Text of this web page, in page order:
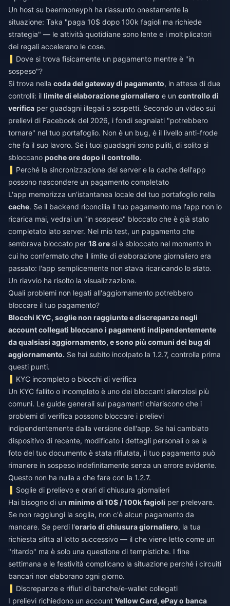
Un host su beermoneyph ha riassunto onestamente la
situazione: Taka "paga 10$ dopo 100k fagioli ma richiede
strategia" — le attività quotidiane sono lente e i moltiplicatori
dei regali accelerano le cose.
Dove si trova fisicamente un pagamento mentre è "in
sospeso"?
Si trova nella coda del gateway di pagamento, in attesa di due
controlli: il limite di elaborazione giornaliero e un controllo di
verifica per guadagni illegali o sospetti. Secondo un video sui
prelievi di Facebook del 2026, i fondi segnalati "potrebbero
tornare" nel tuo portafoglio. Non è un bug, è il livello anti-frode
che fa il suo lavoro. Se i tuoi guadagni sono puliti, di solito si
sbloccano poche ore dopo il controllo.
Perché la sincronizzazione del server e la cache dell'app
possono nascondere un pagamento completato
L'app memorizza un'istantanea locale del tuo portafoglio nella
cache. Se il backend riconcilia il tuo pagamento ma l'app non lo
ricarica mai, vedrai un "in sospeso" bloccato che è già stato
completato lato server. Nel mio test, un pagamento che
sembrava bloccato per 18 ore si è sbloccato nel momento in
cui ho confermato che il limite di elaborazione giornaliero era
passato: l'app semplicemente non stava ricaricando lo stato.
Un riavvio ha risolto la visualizzazione.
Quali problemi non legati all'aggiornamento potrebbero
bloccare il tuo pagamento?
Blocchi KYC, soglie non raggiunte e discrepanze negli
account collegati bloccano i pagamenti indipendentemente
da qualsiasi aggiornamento, e sono più comuni dei bug di
aggiornamento. Se hai subito incolpato la 1.2.7, controlla prima
questi punti.
KYC incompleto o blocchi di verifica
Un KYC fallito o incompleto è uno dei bloccanti silenziosi più
comuni. Le guide generali sui pagamenti chiariscono che i
problemi di verifica possono bloccare i prelievi
indipendentemente dalla versione dell'app. Se hai cambiato
dispositivo di recente, modificato i dettagli personali o se la
foto del tuo documento è stata rifiutata, il tuo pagamento può
rimanere in sospeso indefinitamente senza un errore evidente.
Questo non ha nulla a che fare con la 1.2.7.
Soglie di prelievo e orari di chiusura giornalieri
Hai bisogno di un minimo di 10$ / 100k fagioli per prelevare.
Se non raggiungi la soglia, non c'è alcun pagamento da
mancare. Se perdi l'orario di chiusura giornaliero, la tua
richiesta slitta al lotto successivo — il che viene letto come un
"ritardo" ma è solo una questione di tempistiche. I fine
settimana e le festività complicano la situazione perché i circuiti
bancari non elaborano ogni giorno.
Discrepanze e rifiuti di banche/e-wallet collegati
I prelievi richiedono un account Yellow Card, ePay o banca